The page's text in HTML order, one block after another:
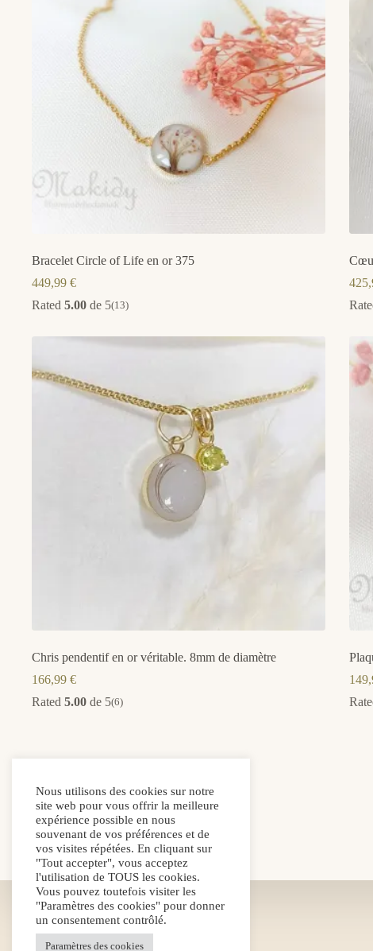
Bracelet Circle of Life en or 375
449,99 €
Rated 5.00 de 5(13)
Chris pendentif en or véritable. 8mm de diamètre
166,99 €
Rated 5.00 de 5(6)
E-mail
info@makidy-muttermilchschmuck.de
Téléphone
Envoyez-nous un message
Nous utilisons des cookies sur notre
site web pour vous offrir la meilleure
expérience possible en nous
souvenant de vos préférences et de
vos visites répétées. En cliquant sur
"Tout accepter", vous acceptez
l'utilisation de TOUS les cookies.
Vous pouvez toutefois visiter les
"Paramètres des cookies" pour donner
un consentement contrôlé.
Paramètres des cookies